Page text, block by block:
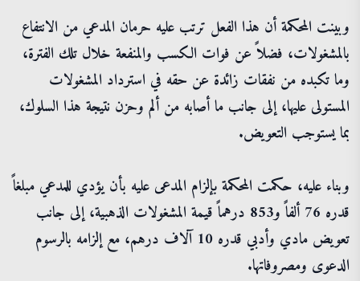
وبينت المحكمة أن هذا الفعل ترتب عليه حرمان المدعي من الانتفاع
بالمشغولات، فضلاً عن فوات الكسب والمنفعة خلال تلك الفترة،
وما تكبده من نفقات زائدة عن حقه في استرداد المشغولات
المستولى عليها، إلى جانب ما أصابه من ألم وحزن نتيجة هذا السلوك،
بما يستوجب التعويض.
وبناء عليه، حكمت المحكمة بإلزام المدعى عليه بأن يؤدي للمدعي مبلغاً
قدره 76 ألفاً و853 درهماً قيمة المشغولات الذهبية، إلى جانب
تعويض مادي وأدبي قدره 10 آلاف درهم، مع إلزامه بالرسوم
الدعوى ومصروفاتها.